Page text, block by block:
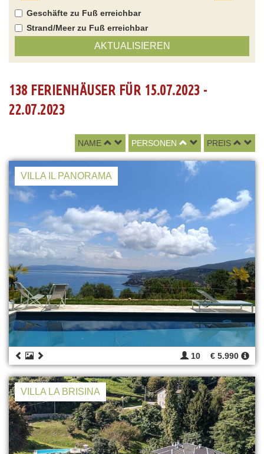
Geschäfte zu Fuß erreichbar
Strand/Meer zu Fuß erreichbar
AKTUALISIEREN
138 FERIENHÄUSER FÜR 15.07.2023 -
22.07.2023
NAME PERSONEN PREIS
VILLA IL PANORAMA
10 € 5.990
VILLA LA BRISINA